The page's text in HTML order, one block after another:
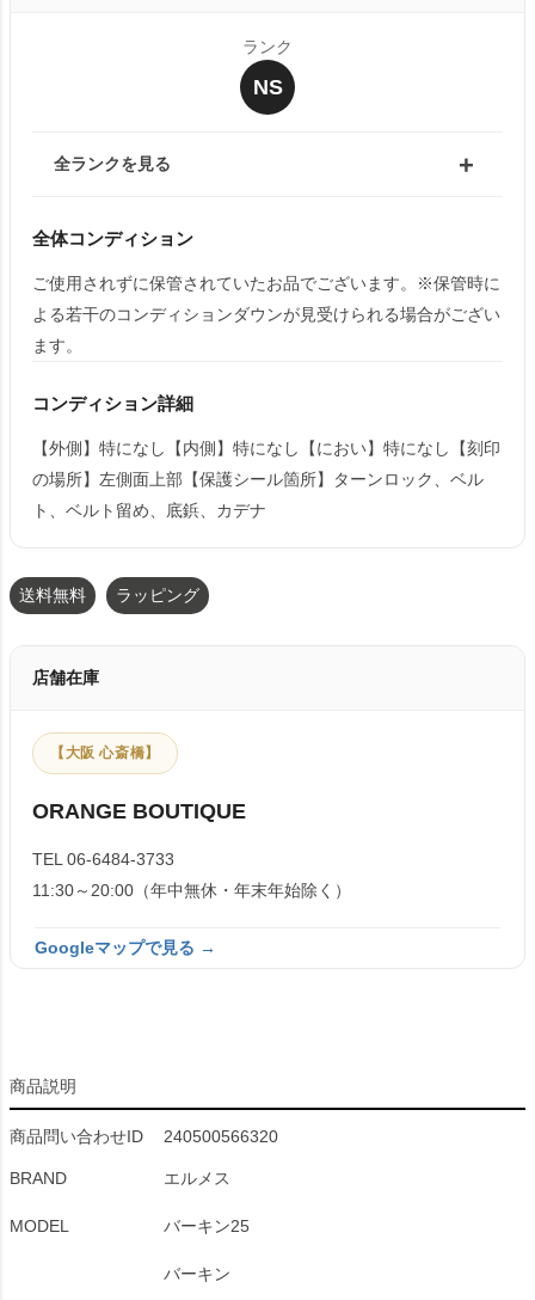
ランク
NS
全ランクを見る
全体コンディション
ご使用されずに保管されていたお品でございます。※保管時に
よる若干のコンディションダウンが見受けられる場合がござい
ます。
コンディション詳細
【外側】特になし【内側】特になし【におい】特になし【刻印
の場所】左側面上部【保護シール箇所】ターンロック、ベル
ト、ベルト留め、底鋲、カデナ
送料無料 ラッピング
店舗在庫
【大阪 心斎橋】
ORANGE BOUTIQUE
TEL 06-6484-3733
11:30～20:00（年中無休・年末年始除く）
Googleマップで見る →
商品説明
商品問い合わせID 240500566320
BRAND エルメス
MODEL バーキン25
バーキン